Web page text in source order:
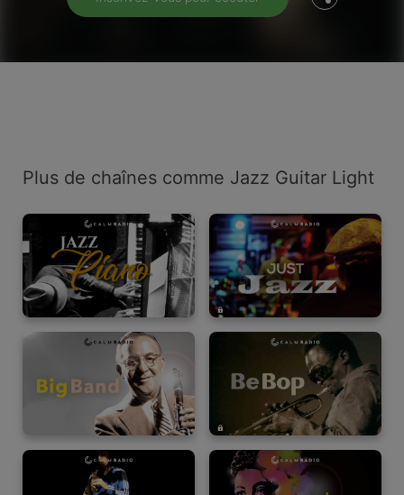
Plus de chaînes comme Jazz Guitar Light